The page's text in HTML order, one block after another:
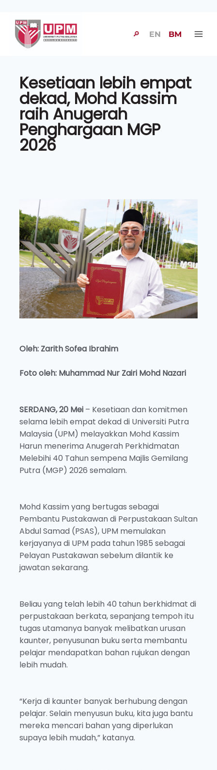
🔎 EN BM
Kesetiaan lebih empat
dekad, Mohd Kassim
raih Anugerah
Penghargaan MGP
2026
Oleh: Zarith Sofea Ibrahim
Foto oleh: Muhammad Nur Zairi Mohd Nazari
SERDANG, 20 Mei – Kesetiaan dan komitmen
selama lebih empat dekad di Universiti Putra
Malaysia (UPM) melayakkan Mohd Kassim
Harun menerima Anugerah Perkhidmatan
Melebihi 40 Tahun sempena Majlis Gemilang
Putra (MGP) 2026 semalam.
Mohd Kassim yang bertugas sebagai
Pembantu Pustakawan di Perpustakaan Sultan
Abdul Samad (PSAS), UPM memulakan
kerjayanya di UPM pada tahun 1985 sebagai
Pelayan Pustakawan sebelum dilantik ke
jawatan sekarang.
Beliau yang telah lebih 40 tahun berkhidmat di
perpustakaan berkata, sepanjang tempoh itu
tugas utamanya banyak melibatkan urusan
kaunter, penyusunan buku serta membantu
pelajar mendapatkan bahan rujukan dengan
lebih mudah.
“Kerja di kaunter banyak berhubung dengan
pelajar. Selain menyusun buku, kita juga bantu
mereka mencari bahan yang diperlukan
supaya lebih mudah,” katanya.